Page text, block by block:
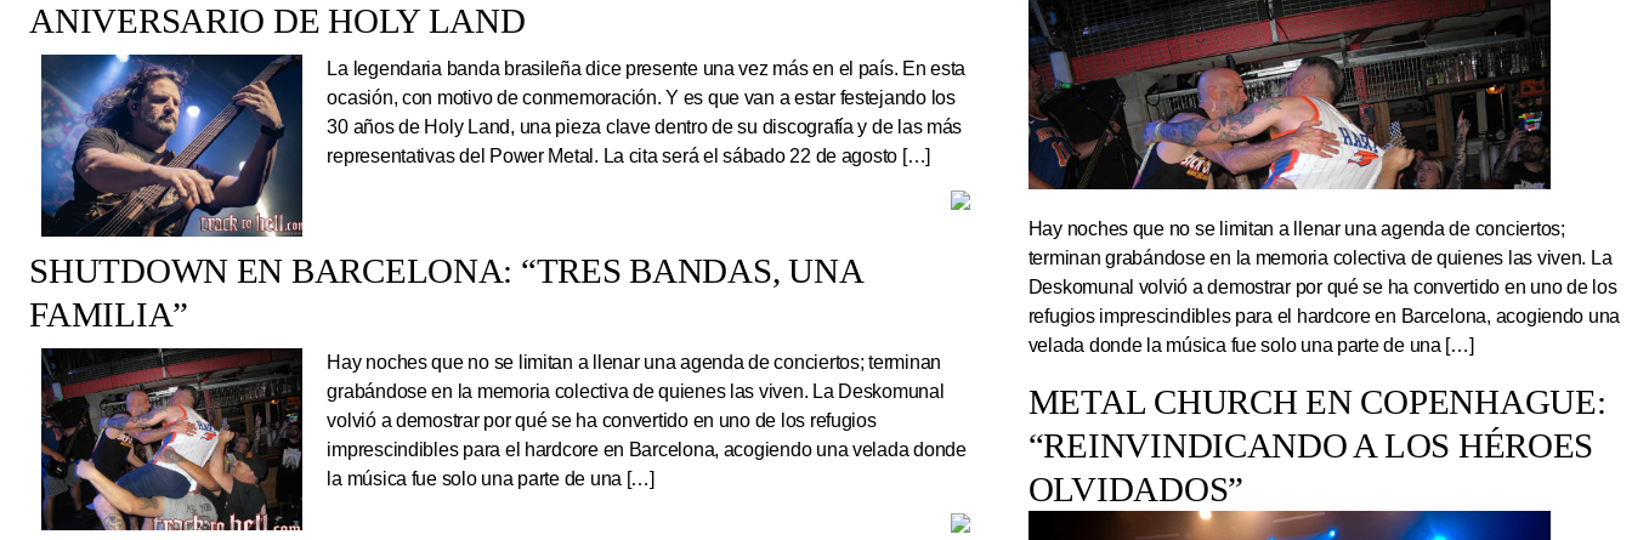
ANIVERSARIO DE HOLY LAND
La legendaria banda brasileña dice presente una vez más en el país. En esta
ocasión, con motivo de conmemoración. Y es que van a estar festejando los
30 años de Holy Land, una pieza clave dentro de su discografía y de las más
representativas del Power Metal. La cita será el sábado 22 de agosto […]
SHUTDOWN EN BARCELONA: “TRES BANDAS, UNA
FAMILIA”
Hay noches que no se limitan a llenar una agenda de conciertos; terminan
grabándose en la memoria colectiva de quienes las viven. La Deskomunal
volvió a demostrar por qué se ha convertido en uno de los refugios
imprescindibles para el hardcore en Barcelona, acogiendo una velada donde
la música fue solo una parte de una […]
Hay noches que no se limitan a llenar una agenda de conciertos;
terminan grabándose en la memoria colectiva de quienes las viven. La
Deskomunal volvió a demostrar por qué se ha convertido en uno de los
refugios imprescindibles para el hardcore en Barcelona, acogiendo una
velada donde la música fue solo una parte de una […]
METAL CHURCH EN COPENHAGUE:
“REINVINDICANDO A LOS HÉROES
OLVIDADOS”